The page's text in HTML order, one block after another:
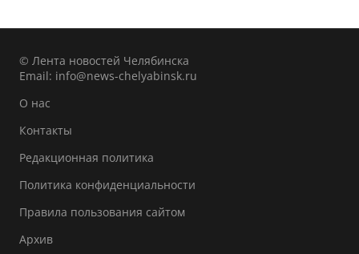
© Лента новостей Челябинска
Email: info@news-chelyabinsk.ru
О нас
Контакты
Редакционная политика
Политика конфиденциальности
Правила пользования сайтом
Архив